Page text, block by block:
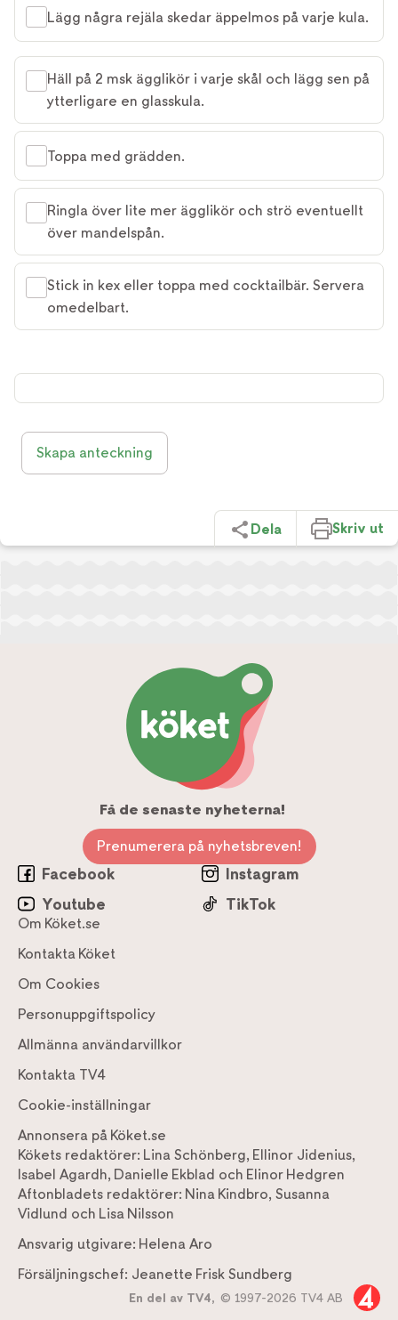
Lägg några rejäla skedar äppelmos på varje kula.
Häll på 2 msk ägglikör i varje skål och lägg sen på
ytterligare en glasskula.
Toppa med grädden.
Ringla över lite mer ägglikör och strö eventuellt
över mandelspån.
Stick in kex eller toppa med cocktailbär. Servera
omedelbart.
Skapa anteckning
Dela Skriv ut
Få de senaste nyheterna!
Prenumerera på nyhetsbreven!
Facebook
Instagram
Youtube
TikTok
Om Köket.se
Kontakta Köket
Om Cookies
Personuppgiftspolicy
Allmänna användarvillkor
Kontakta TV4
Cookie-inställningar
Annonsera på Köket.se
Kökets redaktörer: Lina Schönberg, Ellinor Jidenius,
Isabel Agardh, Danielle Ekblad och Elinor Hedgren
Aftonbladets redaktörer: Nina Kindbro, Susanna
Vidlund och Lisa Nilsson
Ansvarig utgivare: Helena Aro
Försäljningschef: Jeanette Frisk Sundberg
En del av TV4, © 1997-2026 TV4 AB